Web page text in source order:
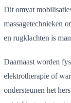
Dit omvat
massagetechnieken
en rugklachten is
Daarnaast worden
elektrotherapie of
ondersteunen het